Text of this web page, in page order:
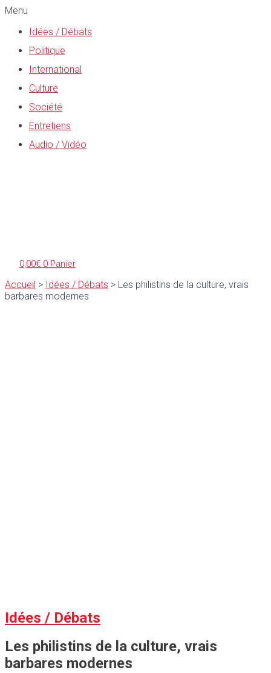
Menu
Idées / Débats
Politique
International
Culture
Société
Entretiens
Audio / Vidéo
0,00€ 0 Panier
Accueil > Idées / Débats > Les philistins de la culture, vrais
barbares modernes
Idées / Débats
Les philistins de la culture, vrais
barbares modernes